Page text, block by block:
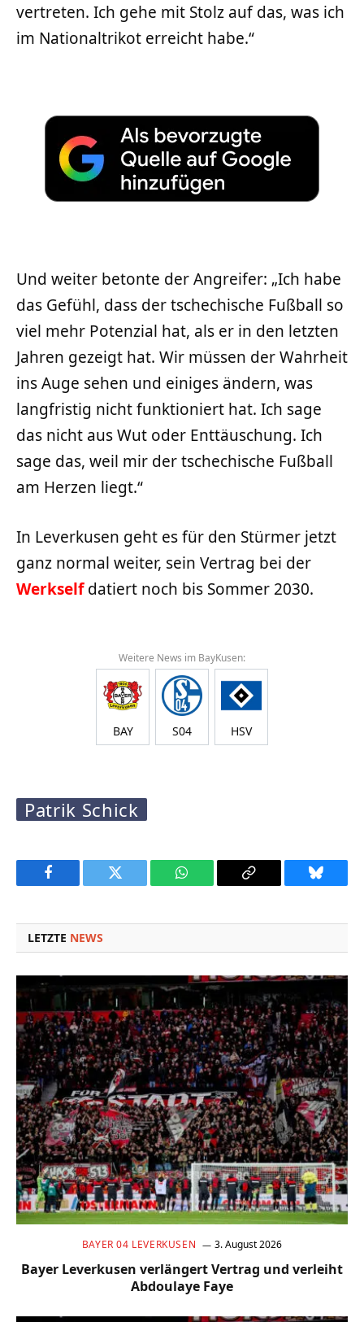
vertreten. Ich gehe mit Stolz auf das, was ich
im Nationaltrikot erreicht habe.“
Und weiter betonte der Angreifer: „Ich habe
das Gefühl, dass der tschechische Fußball so
viel mehr Potenzial hat, als er in den letzten
Jahren gezeigt hat. Wir müssen der Wahrheit
ins Auge sehen und einiges ändern, was
langfristig nicht funktioniert hat. Ich sage
das nicht aus Wut oder Enttäuschung. Ich
sage das, weil mir der tschechische Fußball
am Herzen liegt.“
In Leverkusen geht es für den Stürmer jetzt
ganz normal weiter, sein Vertrag bei der
Werkselfdatiert noch bis Sommer 2030.
Weitere News im BayKusen:
BAY S04 HSV
Patrik Schick
Facebook Twitter WhatsApp Copy
Bluesky
LETZTE NEWS
BAYER 04 LEVERKUSEN 3. August 2026
Bayer Leverkusen verlängert Vertrag und verleiht
Abdoulaye Faye